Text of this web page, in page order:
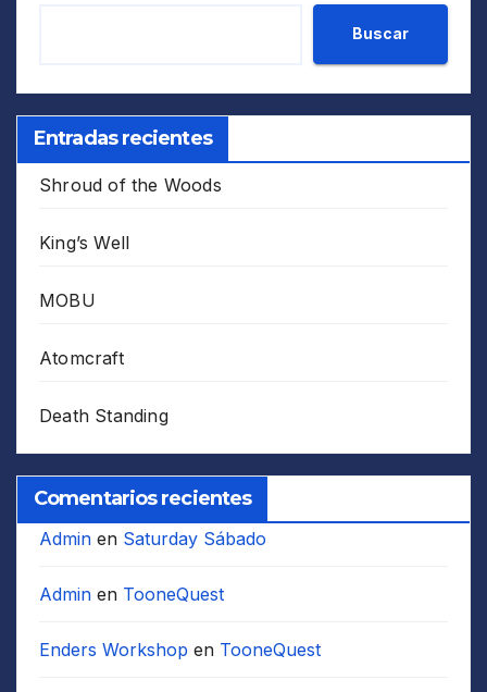
Buscar
Entradas recientes
Shroud of the Woods
King’s Well
MOBU
Atomcraft
Death Standing
Comentarios recientes
Admin en Saturday Sábado
Admin en TooneQuest
Enders Workshop en TooneQuest